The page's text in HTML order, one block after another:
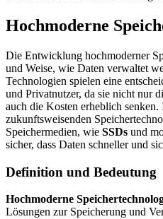
Hochmoderne
Die Entwicklung hochmoderner
und Weise, wie Daten verwaltet
Technologien spielen eine
und Privatnutzer, da sie nicht nur
auch die Kosten erheblich senken.
zukunftsweisenden
Speichermedien, wie SSDs und
sicher, dass Daten schneller und
Definition und Bedeutung
Hochmoderne
Lösungen zur Speicherung und